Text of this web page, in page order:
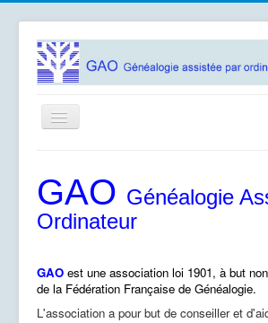
Basculer
la
Logiciels
Association GAO
Documentation
GAO Généalogie
Ordinateur
GAO est une association loi 1901, à but
de la Fédération Française de Généalogie.
L'association a pour but de conseiller et